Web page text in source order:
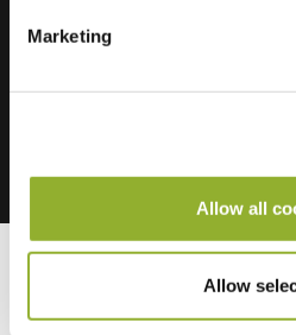
Marketing
Allow all
Allow